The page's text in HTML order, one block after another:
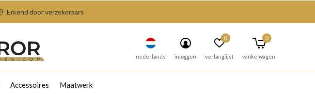
Accessoires Maatwerk
nederlands inloggen verlanglijst
0
winkelwagen
0
Erkend door verzekeraars